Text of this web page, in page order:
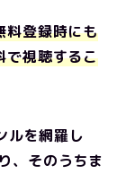
料登録時にも
で視聴するこ
ルを網羅し
、そのうちま